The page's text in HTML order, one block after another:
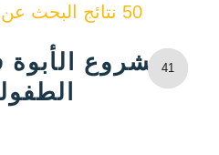
50 نتائج البحث عن كلمة
41مشروع